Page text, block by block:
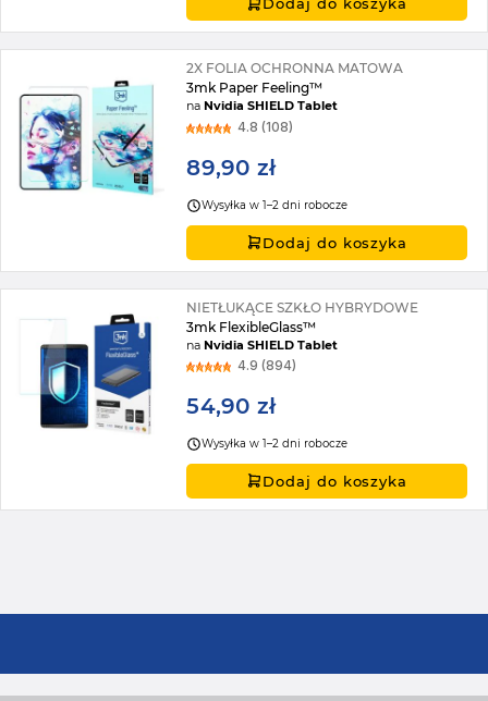
Dodaj do koszyka
2X FOLIA OCHRONNA MATOWA
3mk Paper Feeling™
naNvidia SHIELD Tablet
4.8 (108)
89,90 zł
Wysyłka w 1–2 dni robocze
Dodaj do koszyka
NIETŁUKĄCE SZKŁO HYBRYDOWE
3mk FlexibleGlass™
naNvidia SHIELD Tablet
4.9 (894)
54,90 zł
Wysyłka w 1–2 dni robocze
Dodaj do koszyka